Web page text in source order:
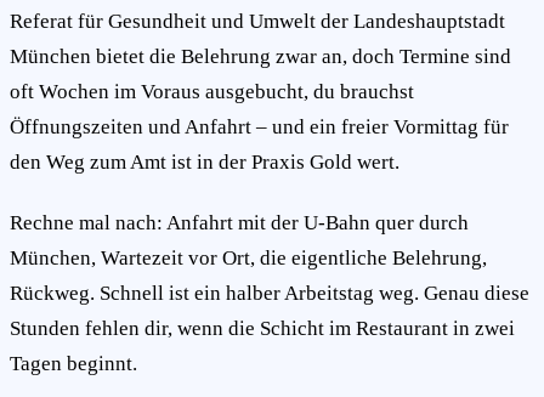
Referat für Gesundheit und Umwelt der Landeshauptstadt
München bietet die Belehrung zwar an, doch Termine sind
oft Wochen im Voraus ausgebucht, du brauchst
Öffnungszeiten und Anfahrt – und ein freier Vormittag für
den Weg zum Amt ist in der Praxis Gold wert.
Rechne mal nach: Anfahrt mit der U-Bahn quer durch
München, Wartezeit vor Ort, die eigentliche Belehrung,
Rückweg. Schnell ist ein halber Arbeitstag weg. Genau diese
Stunden fehlen dir, wenn die Schicht im Restaurant in zwei
Tagen beginnt.